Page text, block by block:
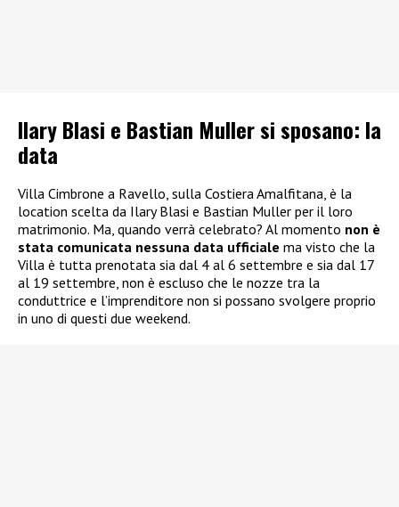
Ilary Blasi e Bastian Muller si sposano: la
data
Villa Cimbrone a Ravello, sulla Costiera Amalfitana, è la
location scelta da Ilary Blasi e Bastian Muller per il loro
matrimonio. Ma, quando verrà celebrato? Al momento non è
stata comunicata nessuna data ufficiale ma visto che la
Villa è tutta prenotata sia dal 4 al 6 settembre e sia dal 17
al 19 settembre, non è escluso che le nozze tra la
conduttrice e l’imprenditore non si possano svolgere proprio
in uno di questi due weekend.